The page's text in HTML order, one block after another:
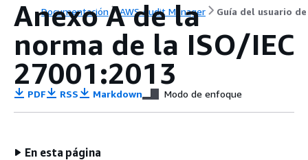
Documentación AWS Audit Manager Guía del usuario de
Anexo A de la
norma de la ISO/IEC
27001:2013
PDF RSS Markdown Modo de enfoque
En esta página